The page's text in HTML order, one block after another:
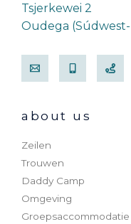
Oudega
about us
Zeilen
Trouwen
Daddy Camp
Omgeving
Groepsaccommodatie